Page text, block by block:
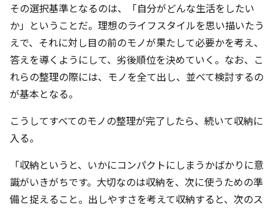
その選択基準となるのは、「自分がどんな生活をしたい
か」ということだ。理想のライフスタイルを思い描いたう
えで、それに対し目の前のモノが果たして必要かを考え、
答えを導くようにして、劣後順位を決めていく。なお、こ
れらの整理の際には、モノを全て出し、並べて検討するの
が基本となる。
こうしてすべてのモノの整理が完了したら、続いて収納に
入る。
「収納というと、いかにコンパクトにしまうかばかりに意
識がいきがちです。大切なのは収納を、次に使うための準
備と捉えること。出しやすさを考えて収納すると、次のス